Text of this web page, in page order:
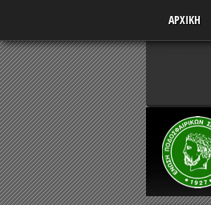
ΑΡΧΙΚΗ